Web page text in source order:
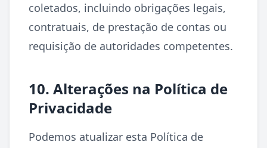
coletados, incluindo obrigações legais,
contratuais, de prestação de contas ou
requisição de autoridades competentes.
10. Alterações na Política de
Privacidade
Podemos atualizar esta Política de